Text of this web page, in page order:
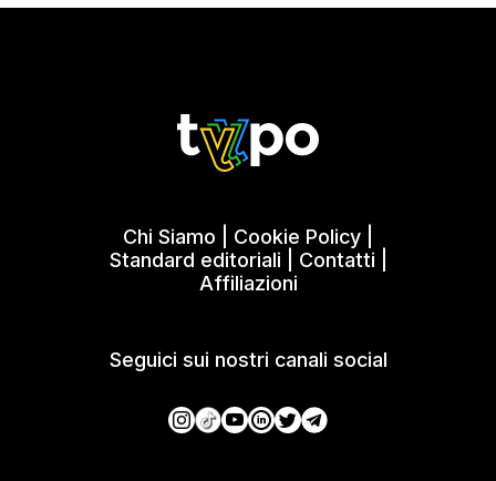
Chi Siamo Cookie Policy
Standard editoriali
Contatti
Affiliazioni
Seguici sui nostri canali social